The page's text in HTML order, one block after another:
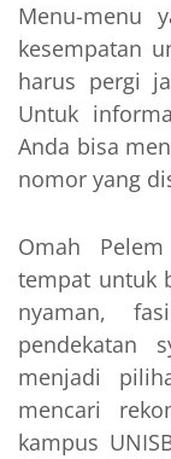
Menu-menu
kesempatan
harus pergi
Untuk
Anda bisa
nomor yang
Omah
tempat untuk
nyaman,
pendekatan
menjadi
mencari
kampus